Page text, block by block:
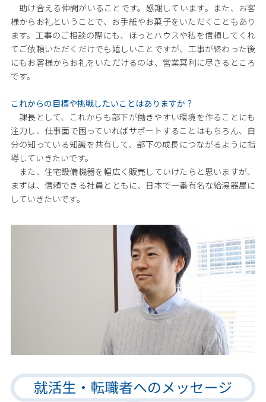
助け合える仲間がいることです。感謝しています。また、お客
様からお礼ということで、お手紙やお菓子をいただくこともあり
ます。工事のご相談の際にも、ほっとハウスや私を信頼してくれ
てご依頼いただくだけでも嬉しいことですが、工事が終わった後
にもお客様からお礼をいただけるのは、営業冥利に尽きるところ
です。
これからの目標や挑戦したいことはありますか？
課長として、これからも部下が働きやすい環境を作ることにも
注力し、仕事面で困っていればサポートすることはもちろん、自
分の知っている知識を共有して、部下の成長につながるように指
導していきたいです。
また、住宅設備機器を幅広く販売していけたらと思いますが、
まずは、信頼できる社員とともに、日本で一番有名な給湯器屋に
していきたいです。